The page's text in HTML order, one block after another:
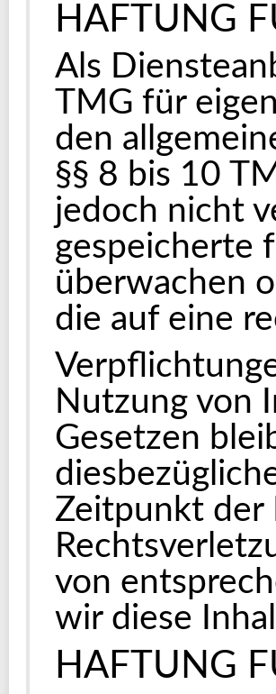
HAFTUNG
Als
TMG für
den
§§ 8 bis 10
jedoch nicht
gespeicherte
überwachen
die auf eine
Nutzung von
Gesetzen
Zeitpunkt der
von
wir diese
HAFTUNG